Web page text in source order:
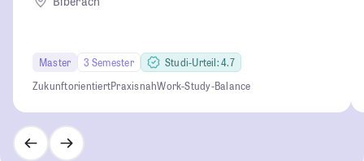
Master 3 Semester
Studi-Urteil: 4.7
ZukunftorientiertPraxisnahWork-Study-Balance